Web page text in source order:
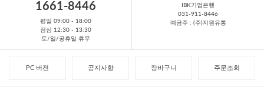
1661-8446
평일 09:00 - 18:00
점심 12:30 - 13:30
토/일/공휴일 휴무
IBK기업은행
031-911-8446
예금주 : (주)지원유통
PC 버전 공지사항 장바구니 주문조회